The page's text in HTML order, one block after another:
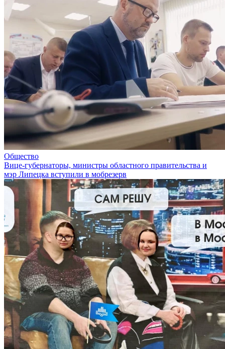
Общество
Вице-губернаторы, министры областного правительства и
мэр Липецка вступили в мобрезерв